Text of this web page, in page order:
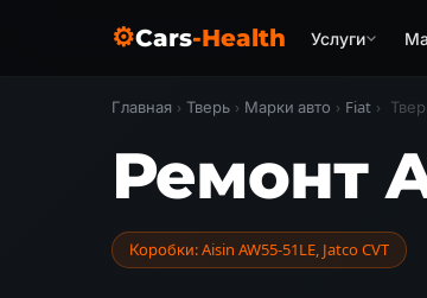
⚙Cars-Health Услуги
Главная › Тверь › Марки авто › Fiat ›
Ремонт
Коробки: Aisin AW55-51LE, Jatco CVT